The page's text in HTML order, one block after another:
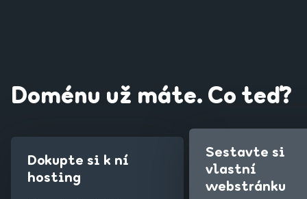
Doménu už máte. Co teď?
Dokupte si k ní
hosting
Sestavte si
vlastní
webstránku